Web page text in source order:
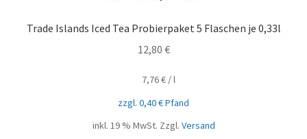
Trade Islands Iced Tea Probierpaket 5 Flaschen je 0,33l
12,80 €
7,76€/l
zzgl. 0,40€Pfand
inkl. 19 % MwSt. Zzgl. Versand